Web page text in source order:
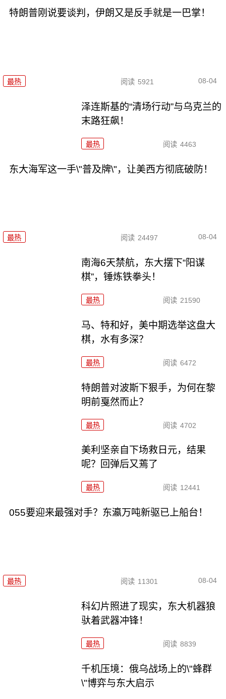
特朗普刚说要谈判，伊朗又是反手就是一巴掌！
最热 阅读 5921 08-04
泽连斯基的“清场行动”与乌克兰的
末路狂飙！
最热 阅读 4463
东大海军这一手\"普及牌\"，让美西方彻底破防！
最热 阅读 24497 08-04
南海6天禁航，东大摆下“阳谋
棋”，锤炼铁拳头！
最热 阅读 21590
马、特和好，美中期选举这盘大
棋，水有多深？
最热 阅读 6472
特朗普对波斯下狠手，为何在黎
明前戛然而止？
最热 阅读 4702
美利坚亲自下场救日元，结果
呢？回弹后又蔫了
最热 阅读 12441
055要迎来最强对手？东瀛万吨新驱已上船台！
最热 阅读 11301 08-04
科幻片照进了现实，东大机器狼
驮着武器冲锋！
最热 阅读 8839
千机压境：俄乌战场上的\"蜂群
\"博弈与东大启示